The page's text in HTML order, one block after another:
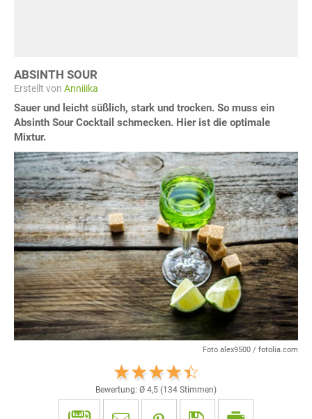
ABSINTH SOUR
Erstellt von Anniiika
Sauer und leicht süßlich, stark und trocken. So muss ein
Absinth Sour Cocktail schmecken. Hier ist die optimale
Mixtur.
Foto alex9500 / fotolia.com
Bewertung: Ø 4,5 (134 Stimmen)